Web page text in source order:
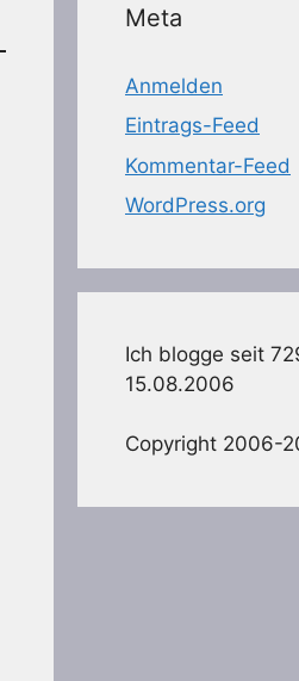
Meta
Anmelden
Eintrags-Feed
Kommentar-Feed
WordPress.org
Ich blogge seit
15.08.2006
Copyright 2006-